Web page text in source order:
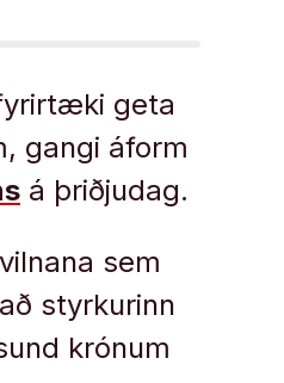
geta
gangi áform
á þriðjudag.
sem
styrkurinn
krónum